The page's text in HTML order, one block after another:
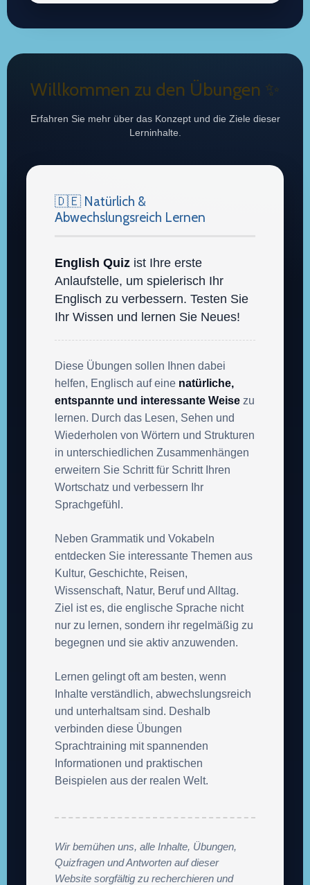
Willkommen zu den Übungen ✨
Erfahren Sie mehr über das Konzept und die Ziele dieser
Lerninhalte.
🇩🇪 Natürlich &
Abwechslungsreich Lernen
English Quiz ist Ihre erste
Anlaufstelle, um spielerisch Ihr
Englisch zu verbessern. Testen Sie
Ihr Wissen und lernen Sie Neues!
Diese Übungen sollen Ihnen dabei
helfen, Englisch auf eine natürliche,
entspannte und interessante Weise zu
lernen. Durch das Lesen, Sehen und
Wiederholen von Wörtern und Strukturen
in unterschiedlichen Zusammenhängen
erweitern Sie Schritt für Schritt Ihren
Wortschatz und verbessern Ihr
Sprachgefühl.
Neben Grammatik und Vokabeln
entdecken Sie interessante Themen aus
Kultur, Geschichte, Reisen,
Wissenschaft, Natur, Beruf und Alltag.
Ziel ist es, die englische Sprache nicht
nur zu lernen, sondern ihr regelmäßig zu
begegnen und sie aktiv anzuwenden.
Lernen gelingt oft am besten, wenn
Inhalte verständlich, abwechslungsreich
und unterhaltsam sind. Deshalb
verbinden diese Übungen
Sprachtraining mit spannenden
Informationen und praktischen
Beispielen aus der realen Welt.
Wir bemühen uns, alle Inhalte, Übungen,
Quizfragen und Antworten auf dieser
Website sorgfältig zu recherchieren und